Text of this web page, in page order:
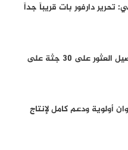
تحرير دارفور بات قريباً جداً
شهود يكشفون تفاصيل العثور على 30 جثة على
أولوية ودعم كامل لإنتاج